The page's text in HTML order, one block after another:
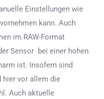
Einstellungen wie
kann. Auch
im RAW-Format
Sensor bei einer hohen
ist. Insofern sind
hier vor allem die
Auch aktuelle